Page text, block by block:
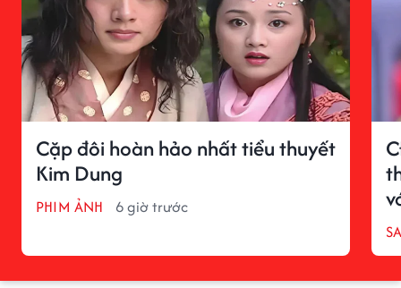
Cặp đôi hoàn hảo nhất tiểu thuyết
Kim Dung
PHIM ẢNH 6 giờ trước